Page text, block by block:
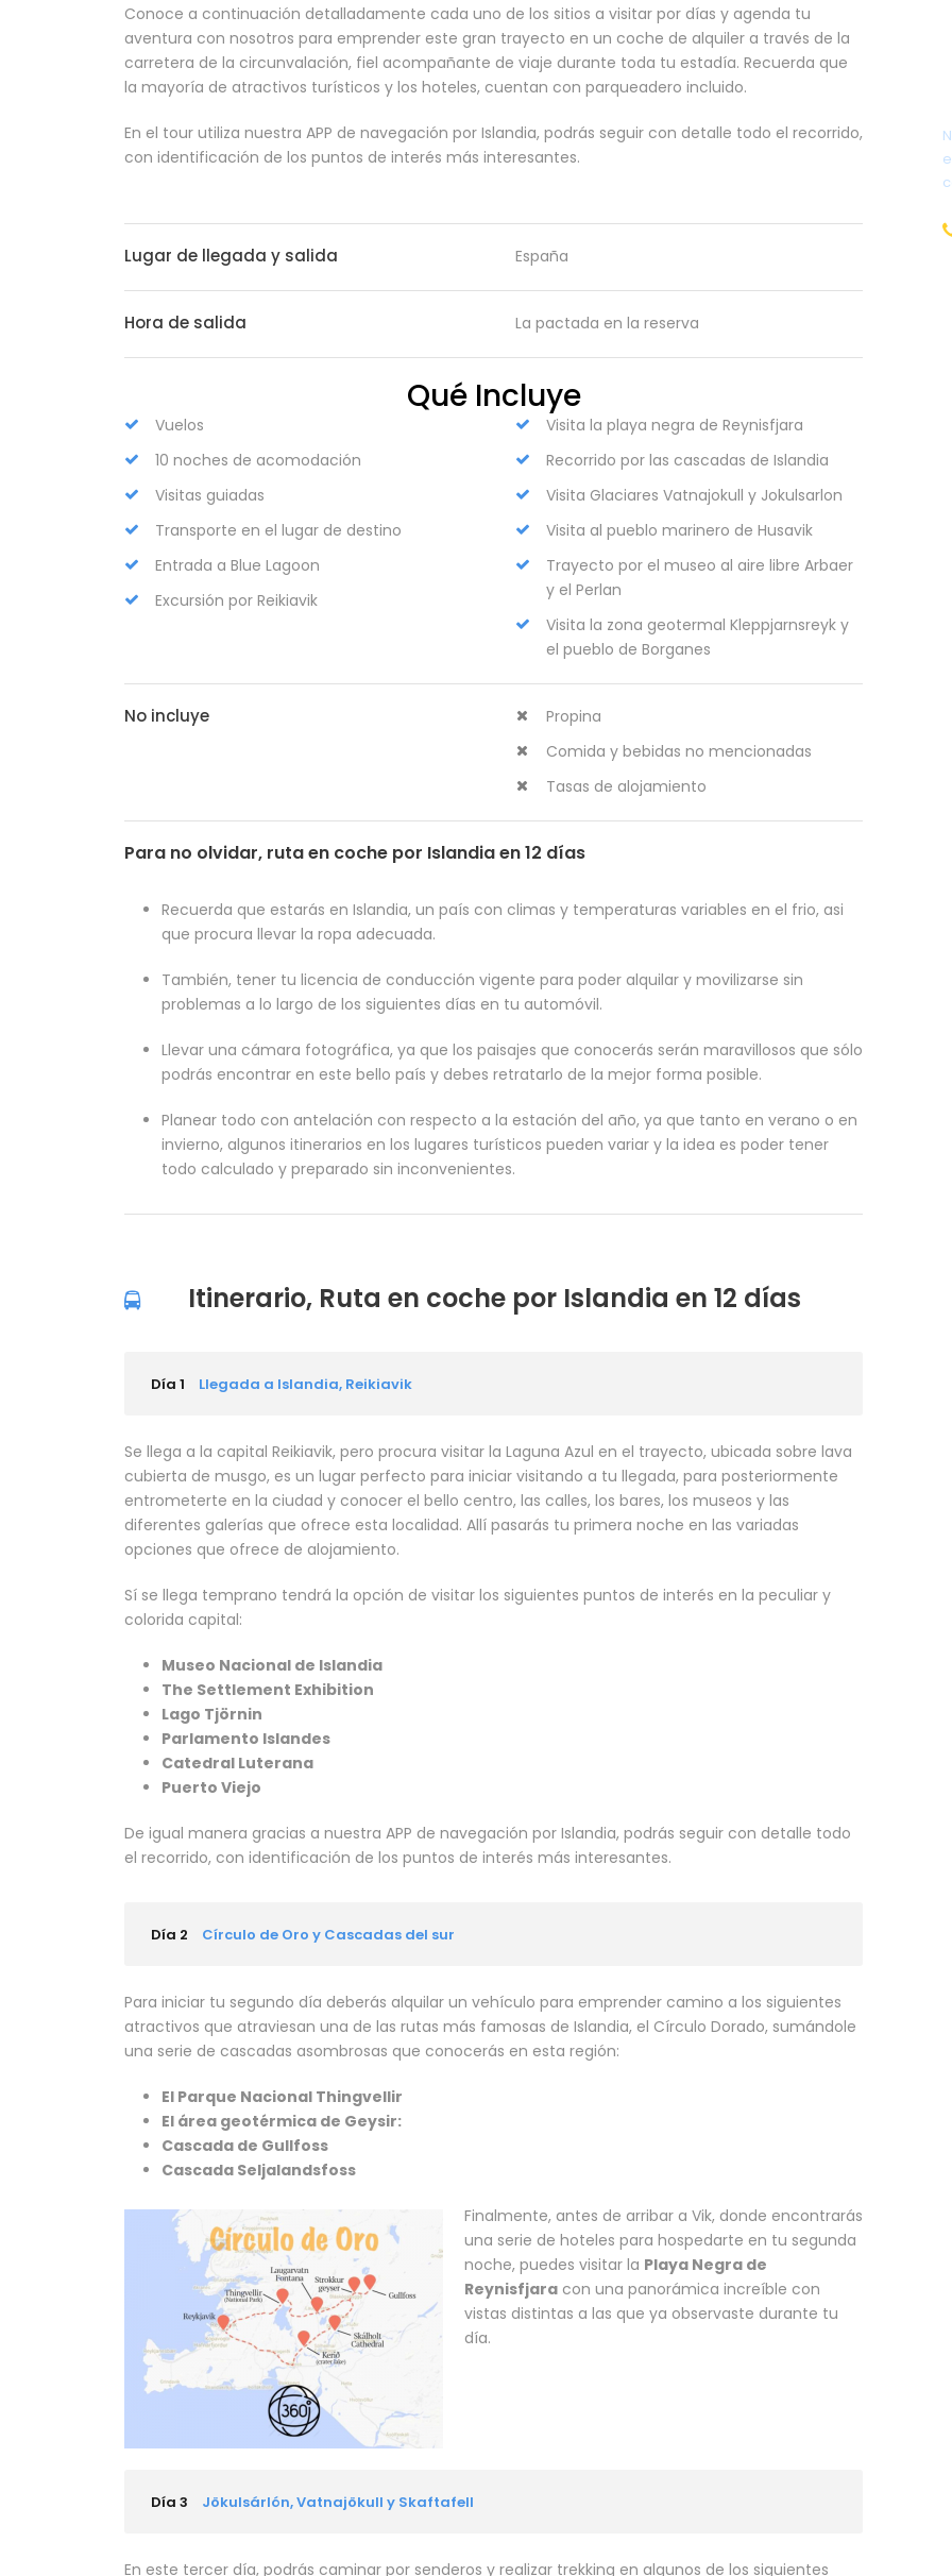
Conoce a continuación detalladamente cada uno de los sitios a visitar por días y agenda tu
aventura con nosotros para emprender este gran trayecto en un coche de alquiler a través de la
carretera de la circunvalación, fiel acompañante de viaje durante toda tu estadía. Recuerda que
la mayoría de atractivos turísticos y los hoteles, cuentan con parqueadero incluido.
En el tour utiliza nuestra APP de navegación por Islandia, podrás seguir con detalle todo el recorrido,
con identificación de los puntos de interés más interesantes.
Lugar de llegada y salida España
Hora de salida La pactada en la reserva
Qué Incluye
Vuelos
10 noches de acomodación
Visitas guiadas
Transporte en el lugar de destino
Entrada a Blue Lagoon
Excursión por Reikiavik
Visita la playa negra de Reynisfjara
Recorrido por las cascadas de Islandia
Visita Glaciares Vatnajokull y Jokulsarlon
Visita al pueblo marinero de Husavik
Trayecto por el museo al aire libre Arbaer
y el Perlan
Visita la zona geotermal Kleppjarnsreyk y
el pueblo de Borganes
No incluye
Propina
Comida y bebidas no mencionadas
Tasas de alojamiento
Para no olvidar, ruta en coche por Islandia en 12 días
Recuerda que estarás en Islandia, un país con climas y temperaturas variables en el frio, asi
que procura llevar la ropa adecuada.
También, tener tu licencia de conducción vigente para poder alquilar y movilizarse sin
problemas a lo largo de los siguientes días en tu automóvil.
Llevar una cámara fotográfica, ya que los paisajes que conocerás serán maravillosos que sólo
podrás encontrar en este bello país y debes retratarlo de la mejor forma posible.
Planear todo con antelación con respecto a la estación del año, ya que tanto en verano o en
invierno, algunos itinerarios en los lugares turísticos pueden variar y la idea es poder tener
todo calculado y preparado sin inconvenientes.
Itinerario, Ruta en coche por Islandia en 12 días
Día 1 Llegada a Islandia, Reikiavik
Se llega a la capital Reikiavik, pero procura visitar la Laguna Azul en el trayecto, ubicada sobre lava
cubierta de musgo, es un lugar perfecto para iniciar visitando a tu llegada, para posteriormente
entrometerte en la ciudad y conocer el bello centro, las calles, los bares, los museos y las
diferentes galerías que ofrece esta localidad. Allí pasarás tu primera noche en las variadas
opciones que ofrece de alojamiento.
Sí se llega temprano tendrá la opción de visitar los siguientes puntos de interés en la peculiar y
colorida capital:
Museo Nacional de Islandia
The Settlement Exhibition
Lago Tjörnin
Parlamento Islandes
Catedral Luterana
Puerto Viejo
De igual manera gracias a nuestra APP de navegación por Islandia, podrás seguir con detalle todo
el recorrido, con identificación de los puntos de interés más interesantes.
Día 2 Círculo de Oro y Cascadas del sur
Para iniciar tu segundo día deberás alquilar un vehículo para emprender camino a los siguientes
atractivos que atraviesan una de las rutas más famosas de Islandia, el Círculo Dorado, sumándole
una serie de cascadas asombrosas que conocerás en esta región:
El Parque Nacional Thingvellir
El área geotérmica de Geysir:
Cascada de Gullfoss
Cascada Seljalandsfoss
Finalmente, antes de arribar a Vik, donde encontrarás
una serie de hoteles para hospedarte en tu segunda
noche, puedes visitar la Playa Negra de
Reynisfjara con una panorámica increíble con
vistas distintas a las que ya observaste durante tu
día.
Día 3 Jökulsárlón, Vatnajökull y Skaftafell
En este tercer día, podrás caminar por senderos y realizar trekking en algunos de los siguientes